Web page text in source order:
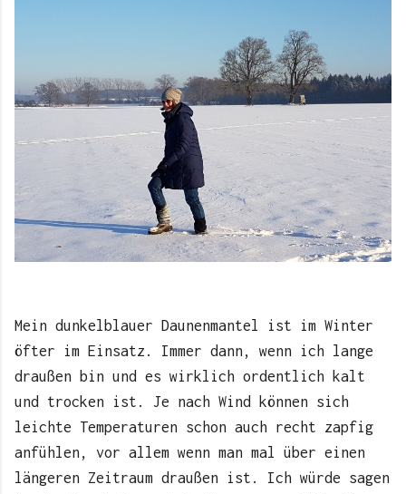
Mein dunkelblauer Daunenmantel ist im Winter
öfter im Einsatz. Immer dann, wenn ich lange
draußen bin und es wirklich ordentlich kalt
und trocken ist. Je nach Wind können sich
leichte Temperaturen schon auch recht zapfig
anfühlen, vor allem wenn man mal über einen
längeren Zeitraum draußen ist. Ich würde sagen